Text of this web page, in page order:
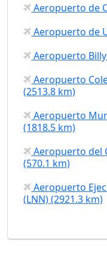
Aeropuerto de
Aeropuerto de
Aeropuerto
Aeropuerto
(2513.8 km)
Aeropuerto
(1818.5 km)
Aeropuerto del
(570.1 km)
Aeropuerto
(LNN) (2921.3 km)